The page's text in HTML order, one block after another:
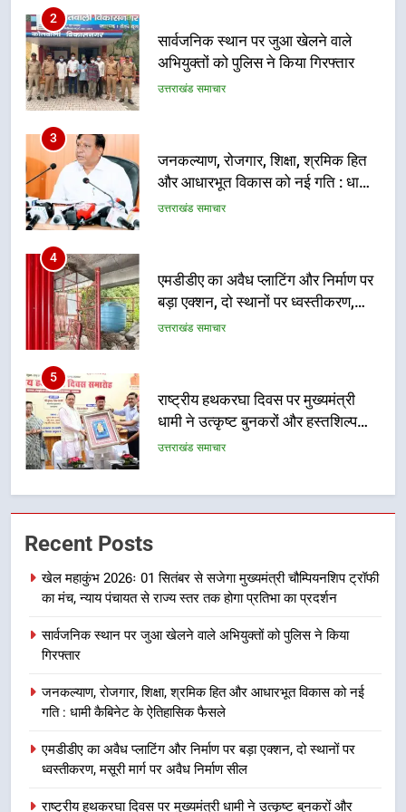
3
जनकल्याण, रोजगार, शिक्षा, श्रमिक हित
और आधारभूत विकास को नई गति : धामी
कैबिनेट के ऐतिहासिक फैसले
उत्तराखंड समाचार
4
एमडीडीए का अवैध प्लाटिंग और निर्माण पर
बड़ा एक्शन, दो स्थानों पर ध्वस्तीकरण,
मसूरी मार्ग पर अवैध निर्माण सील
उत्तराखंड समाचार
5
राष्ट्रीय हथकरघा दिवस पर मुख्यमंत्री
धामी ने उत्कृष्ट बुनकरों और हस्तशिल्प
कारीगरों को किया सम्मानित
उत्तराखंड समाचार
6
उत्तराखंड कांग्रेस में बड़ा संगठनात्मक
फेरबदल, नई कार्यकारिणी और समितियों
का गठन
उत्तराखंड समाचार
7
भर्ती
उत्तराखंड समाचार
दिल्ली-देहरादून आर्थिक कॉरिडोर से जुड़ी
का डीएम ने किया निरीक्षण; समयबद्ध एवं
गुणवत्तापूर्ण निर्माण सुनिश्चित करने के
नहींः डीएम
उत्तराखंड समाचार
खेल महाकुंभ 2026ः 01 सितंबर से सजेगा
न्याय पंचायत से राज्य स्तर तक होगा
उत्तराखंड समाचार
Recent Posts
खेल महाकुंभ 2026ः 01 सितंबर से सजेगा मुख्यमंत्री चौम्पियनशिप ट्रॉफी
का मंच, न्याय पंचायत से राज्य स्तर तक होगा प्रतिभा का प्रदर्शन
सार्वजनिक स्थान पर जुआ खेलने वाले अभियुक्तों को पुलिस ने किया
गिरफ्तार
जनकल्याण, रोजगार, शिक्षा, श्रमिक हित और आधारभूत विकास को नई
गति : धामी कैबिनेट के ऐतिहासिक फैसले
एमडीडीए का अवैध प्लाटिंग और निर्माण पर बड़ा एक्शन, दो स्थानों पर
ध्वस्तीकरण, मसूरी मार्ग पर अवैध निर्माण सील
राष्ट्रीय हथकरघा दिवस पर मुख्यमंत्री धामी ने उत्कृष्ट बुनकरों और